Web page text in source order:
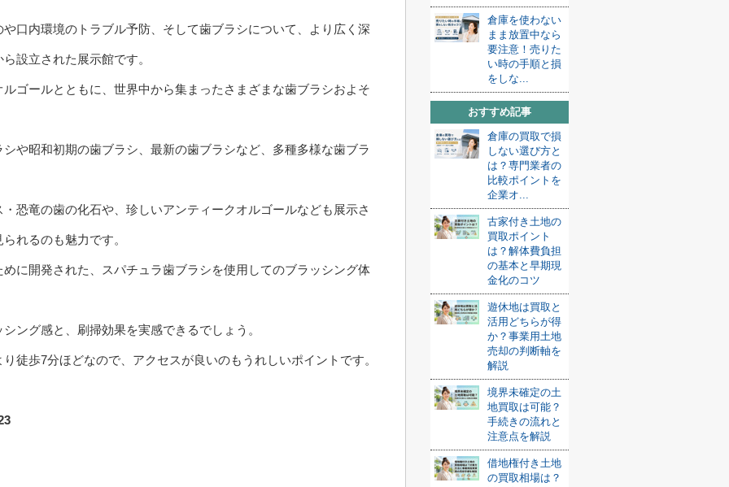
口内環境のトラブル予防、そして歯ブラシについて、より広く深
設立された展示館です。
ゴールとともに、世界中から集まったさまざまな歯ブラシおよそ
や昭和初期の歯ブラシ、最新の歯ブラシなど、多種多様な歯ブラ
恐竜の歯の化石や、珍しいアンティークオルゴールなども展示さ
れるのも魅力です。
に開発された、スパチュラ歯ブラシを使用してのブラッシング体
ング感と、刷掃効果を実感できるでしょう。
徒歩7分ほどなので、アクセスが良いのもうれしいポイントです。
倉庫を使わない
まま放置中なら
要注意！売りた
い時の手順と損
をしな...
おすすめ記事
倉庫の買取で損
しない選び方と
は？専門業者の
比較ポイントを
企業オ...
古家付き土地の
買取ポイント
は？解体費負担
の基本と早期現
金化のコツ
遊休地は買取と
活用どちらが得
か？事業用土地
売却の判断軸を
解説
境界未確定の土
地買取は可能？
手続きの流れと
注意点を解説
借地権付き土地
の買取相場は？